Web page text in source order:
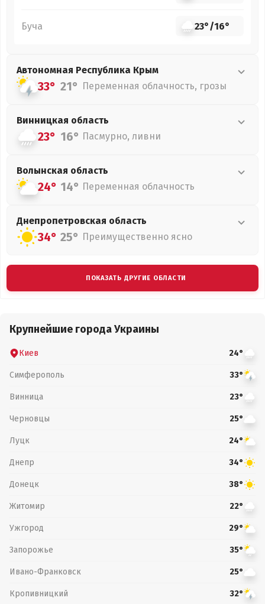
Буча 23°/16°
Автономная Республика Крым
33° 21° Переменная облачность, грозы
Винницкая область
23° 16° Пасмурно, ливни
Волынская область
24° 14° Переменная облачность
Днепропетровская область
34° 25° Преимущественно ясно
ПОКАЗАТЬ ДРУГИЕ ОБЛАСТИ
Крупнейшие города Украины
Киев 24°
Симферополь 33°
Винница 23°
Черновцы 25°
Луцк 24°
Днепр 34°
Донецк 38°
Житомир 22°
Ужгород 29°
Запорожье 35°
Ивано-Франковск 25°
Кропивницкий 32°